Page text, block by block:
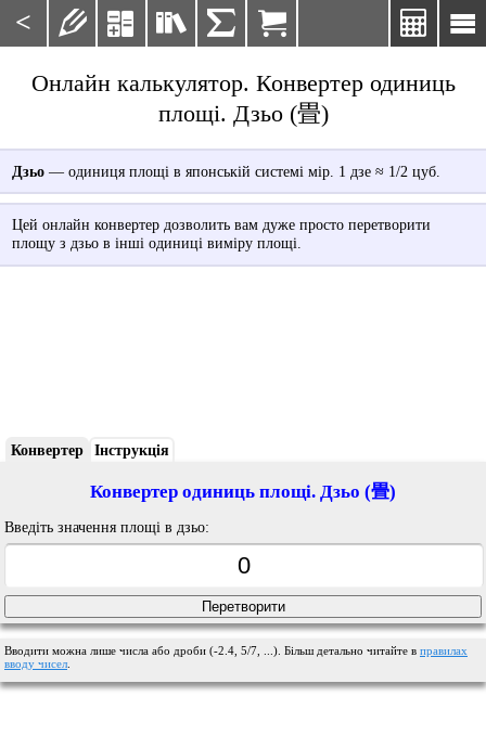
< 

    
Онлайн калькулятор. Конвертер одиниць
площі. Дзьо (畳)
Дзьо— одиниця площі в японській системі мір. 1 дзе ≈ 1/2 цуб.
Цей онлайн конвертер дозволить вам дуже просто перетворити
площу з дзьо в інші одиниці виміру площі.
Конвертер Інструкція
Конвертер одиниць площі. Дзьо (畳)
Введіть значення площі в дзьо:
Вводити можна лише числа або дроби (-2.4, 5/7, ...). Більш детально читайте в правилах
вводу чисел